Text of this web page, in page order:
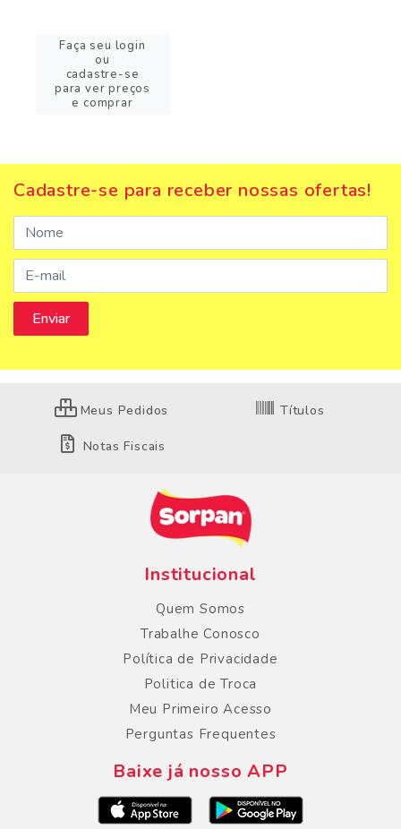
Faça seu login
ou
cadastre-se
para ver preços
e comprar
Cadastre-se para receber nossas ofertas!
Meus Pedidos Títulos
Notas Fiscais
Institucional
Quem Somos
Trabalhe Conosco
Política de Privacidade
Politica de Troca
Meu Primeiro Acesso
Perguntas Frequentes
Baixe já nosso APP